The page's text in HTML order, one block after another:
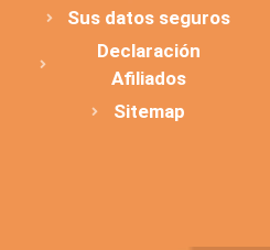
Sus datos seguros
Declaración
Afiliados
Sitemap